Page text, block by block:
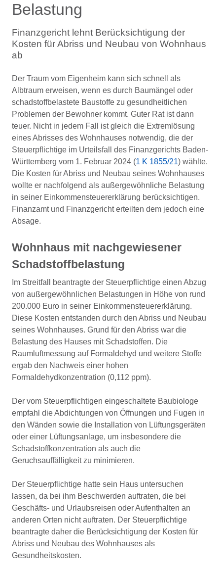
Belastung
Finanzgericht lehnt Berücksichtigung der
Kosten für Abriss und Neubau von Wohnhaus
ab
Der Traum vom Eigenheim kann sich schnell als
Albtraum erweisen, wenn es durch Baumängel oder
schadstoffbelastete Baustoffe zu gesundheitlichen
Problemen der Bewohner kommt. Guter Rat ist dann
teuer. Nicht in jedem Fall ist gleich die Extremlösung
eines Abrisses des Wohnhauses notwendig, die der
Steuerpflichtige im Urteilsfall des Finanzgerichts Baden-
Württemberg vom 1. Februar 2024 (1 K 1855/21) wählte.
Die Kosten für Abriss und Neubau seines Wohnhauses
wollte er nachfolgend als außergewöhnliche Belastung
in seiner Einkommensteuererklärung berücksichtigen.
Finanzamt und Finanzgericht erteilten dem jedoch eine
Absage.
Wohnhaus mit nachgewiesener
Schadstoffbelastung
Im Streitfall beantragte der Steuerpflichtige einen Abzug
von außergewöhnlichen Belastungen in Höhe von rund
200.000 Euro in seiner Einkommensteuererklärung.
Diese Kosten entstanden durch den Abriss und Neubau
seines Wohnhauses. Grund für den Abriss war die
Belastung des Hauses mit Schadstoffen. Die
Raumluftmessung auf Formaldehyd und weitere Stoffe
ergab den Nachweis einer hohen
Formaldehydkonzentration (0,112 ppm).
Der vom Steuerpflichtigen eingeschaltete Baubiologe
empfahl die Abdichtungen von Öffnungen und Fugen in
den Wänden sowie die Installation von Lüftungsgeräten
oder einer Lüftungsanlage, um insbesondere die
Schadstoffkonzentration als auch die
Geruchsauffälligkeit zu minimieren.
Der Steuerpflichtige hatte sein Haus untersuchen
lassen, da bei ihm Beschwerden auftraten, die bei
Geschäfts- und Urlaubsreisen oder Aufenthalten an
anderen Orten nicht auftraten. Der Steuerpflichtige
beantragte daher die Berücksichtigung der Kosten für
Abriss und Neubau des Wohnhauses als
Gesundheitskosten.